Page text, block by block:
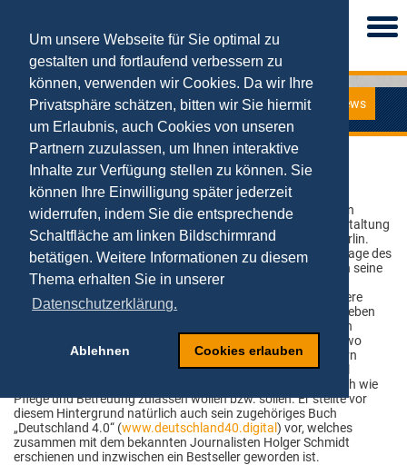
Um unsere Webseite für Sie optimal zu
gestalten und fortlaufend verbessern zu
können, verwenden wir Cookies. Da wir Ihre
Privatsphäre schätzen, bitten wir Sie hiermit
um Erlaubnis, auch Cookies von unseren
Partnern zuzulassen, um Ihnen interaktive
Inhalte zur Verfügung stellen zu können. Sie
können Ihre Einwilligung später jederzeit
widerrufen, indem Sie die entsprechende
Schaltfläche am linken Bildschirmrand
betätigen. Weitere Informationen zu diesem
Thema erhalten Sie in unserer
Datenschutzerklärung.
Ablehnen Cookies erlauben
News
News
Vortrag für Malteser in Berlin
05.09.2017
Eine älter werdende Gesellschaft im digitalen
Zeitalter – Das war das Thema einer Veranstaltung
vom Malteser Hilfsdienst am 30.08.17 in Berlin.
Unter dem Titel „Digitalisierung ist (k)eine Frage des
Alters!?“ referierte Prof. Dr. Tobias Kollmann seine
Sicht der Dinge und stellte fest, dass „die
Digitalisierung der Gesellschaft auch für ältere
Menschen nach alten Mustern erfolgt, aber eben
unglaublich viel schneller und tiefgreifender in alle Strukturen
hinein.“ Er stellte vor diesem Hintergrund viele Beispiele vor, wo
digitale Technologien älteren Menschen das Leben erleichtern
könn(t)en. Er stellte aber auch die kontroverse Frage, wieviel
Digitalisierung wir in einem so zwischenmenschlichen Bereich wie
Pflege und Betreuung zulassen wollen bzw. sollen. Er stellte vor
diesem Hintergrund natürlich auch sein zugehöriges Buch
„Deutschland 4.0“ (www.deutschland40.digital) vor, welches
zusammen mit dem bekannten Journalisten Holger Schmidt
erschienen und inzwischen ein Bestseller geworden ist.